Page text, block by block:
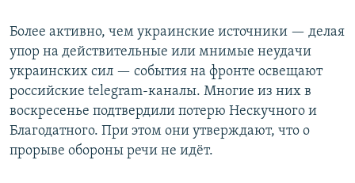
Более активно, чем украинские источники — делая
упор на действительные или мнимые неудачи
украинских сил — события на фронте освещают
российские telegram-каналы. Многие из них в
воскресенье подтвердили потерю Нескучного и
Благодатного. При этом они утверждают, что о
прорыве обороны речи не идёт.